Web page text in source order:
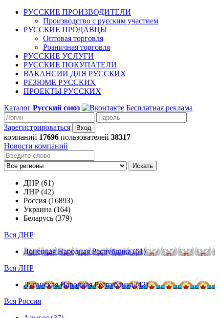
РУССКИЕ ПРОИЗВОДИТЕЛИ
Производство с русским участием
РУССКИЕ ПРОДАВЦЫ
Оптовая торговля
Розничная торговля
РУССКИЕ УСЛУГИ
РУССКИЕ ПОКУПАТЕЛИ
ВАКАНСИИ ДЛЯ РУССКИХ
РЕЗЮМЕ РУССКИХ
ПРОЕКТЫ РУССКИХ
Каталог Русский союз Бесплатная реклама
Зарегистрироваться
компаний 17696 пользователей 38317
Новости компаний
Искать
ДНР (61)
ЛНР (42)
Россия (16893)
Украина (164)
Беларусь (379)
Вся ДНР
Донецкая Народная Республика (61)
Вся ЛНР
Луганская Народная Республика (42)
Вся Россия